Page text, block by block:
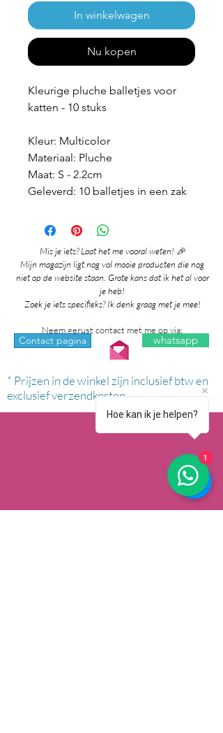
In winkelwagen
Nu kopen
Kleurige pluche balletjes voor
katten - 10 stuks
Kleur: Multicolor
Materiaal: Pluche
Maat: S - 2.2cm
Geleverd: 10 balletjes in een zak
Mis je iets? Laat het me vooral weten! 🎉
Mijn magazijn ligt nog vol mooie producten die nog
niet op de website staan. Grote kans dat ik het al voor
je heb!
Zoek je iets specifieks? Ik denk graag met je mee!
Neem gerust contact met me op via:
Contact pagina whatsapp
* Prijzen in de winkel zijn inclusief btw en
exclusief verzendkosten.
Hoe kan ik je helpen?
1